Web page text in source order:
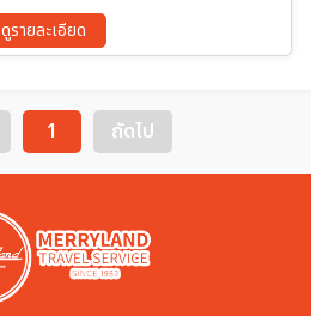
10 ส.ค. 70 - 20 ส.ค. 70
ดูรายละเอียด
1 ถัดไป